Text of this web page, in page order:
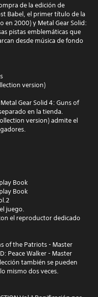
de la edición de
Babel, el primer título de la
en 2000) y Metal Gear Solid:
pistas emblemáticas que
desde música de fondo
version)
Gear Solid 4: Guns of
en la tienda.
version) admite el
Book
Book
juego.
el reproductor dedicado
of the Patriots - Master
Peace Walker - Master
también se pueden
mismo dos veces.